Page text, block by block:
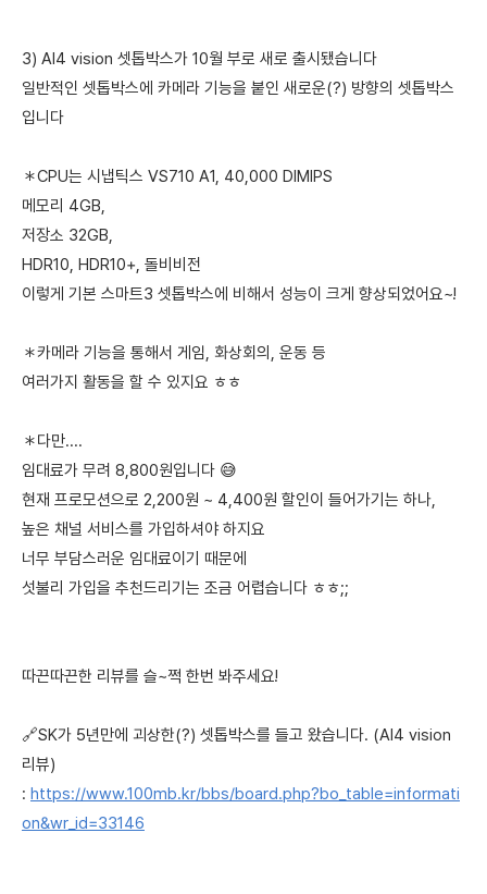
3) AI4 vision 셋톱박스가 10월 부로 새로 출시됐습니다
일반적인 셋톱박스에 카메라 기능을 붙인 새로운(?) 방향의 셋톱박스
입니다
＊CPU는 시냅틱스 VS710 A1, 40,000 DIMIPS
메모리 4GB,
저장소 32GB,
HDR10, HDR10+, 돌비비전
이렇게 기본 스마트3 셋톱박스에 비해서 성능이 크게 향상되었어요~!
＊카메라 기능을 통해서 게임, 화상회의, 운동 등
여러가지 활동을 할 수 있지요 ㅎㅎ
＊다만....
임대료가 무려 8,800원입니다 😅
현재 프로모션으로 2,200원 ~ 4,400원 할인이 들어가기는 하나,
높은 채널 서비스를 가입하셔야 하지요
너무 부담스러운 임대료이기 때문에
섯불리 가입을 추천드리기는 조금 어렵습니다 ㅎㅎ;;
따끈따끈한 리뷰를 슬~쩍 한번 봐주세요!
🔗SK가 5년만에 괴상한(?) 셋톱박스를 들고 왔습니다. (AI4 vision
리뷰)
: https://www.100mb.kr/bbs/board.php?bo_table=informati
on&wr_id=33146